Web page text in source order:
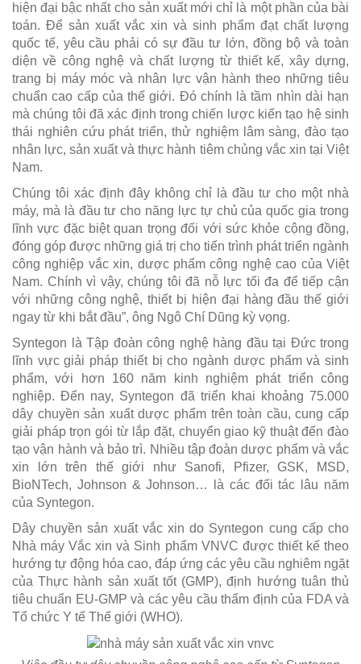
hiện đại bậc nhất cho sản xuất mới chỉ là một phần của bài
toán. Để sản xuất vắc xin và sinh phẩm đạt chất lượng
quốc tế, yêu cầu phải có sự đầu tư lớn, đồng bộ và toàn
diện về công nghệ và chất lượng từ thiết kế, xây dựng,
trang bị máy móc và nhân lực vận hành theo những tiêu
chuẩn cao cấp của thế giới. Đó chính là tầm nhìn dài hạn
mà chúng tôi đã xác định trong chiến lược kiến tạo hệ sinh
thái nghiên cứu phát triển, thử nghiệm lâm sàng, đào tạo
nhân lực, sản xuất và thực hành tiêm chủng vắc xin tại Việt
Nam.
Chúng tôi xác định đây không chỉ là đầu tư cho một nhà
máy, mà là đầu tư cho năng lực tự chủ của quốc gia trong
lĩnh vực đặc biệt quan trọng đối với sức khỏe cộng đồng,
đóng góp được những giá trị cho tiến trình phát triển ngành
công nghiệp vắc xin, dược phẩm công nghệ cao của Việt
Nam. Chính vì vậy, chúng tôi đã nỗ lực tối đa để tiếp cận
với những công nghệ, thiết bị hiện đại hàng đầu thế giới
ngay từ khi bắt đầu”, ông Ngô Chí Dũng kỳ vọng.
Syntegon là Tập đoàn công nghệ hàng đầu tại Đức trong
lĩnh vực giải pháp thiết bị cho ngành dược phẩm và sinh
phẩm, với hơn 160 năm kinh nghiệm phát triển công
nghiệp. Đến nay, Syntegon đã triển khai khoảng 75.000
dây chuyền sản xuất dược phẩm trên toàn cầu, cung cấp
giải pháp trọn gói từ lắp đặt, chuyển giao kỹ thuật đến đào
tạo vận hành và bảo trì. Nhiều tập đoàn dược phẩm và vắc
xin lớn trên thế giới như Sanofi, Pfizer, GSK, MSD,
BioNTech, Johnson & Johnson… là các đối tác lâu năm
của Syntegon.
Dây chuyền sản xuất vắc xin do Syntegon cung cấp cho
Nhà máy Vắc xin và Sinh phẩm VNVC được thiết kế theo
hướng tự động hóa cao, đáp ứng các yêu cầu nghiêm ngặt
của Thực hành sản xuất tốt (GMP), định hướng tuân thủ
tiêu chuẩn EU-GMP và các yêu cầu thẩm định của FDA và
Tổ chức Y tế Thế giới (WHO).